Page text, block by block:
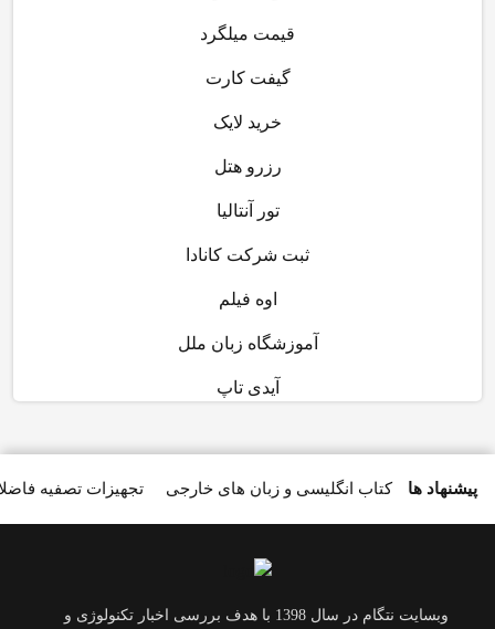
قیمت میلگرد
گیفت کارت
خرید لایک
رزرو هتل
تور آنتالیا
ثبت شرکت کانادا
اوه فیلم
آموزشگاه زبان ملل
آیدی تاپ
پیشنهاد ها تجهیزات تصفیه کتاب انگلیسی و زبان های خارجی
وبسایت نتگام در سال 1398 با هدف بررسی اخبار تکنولوژی و